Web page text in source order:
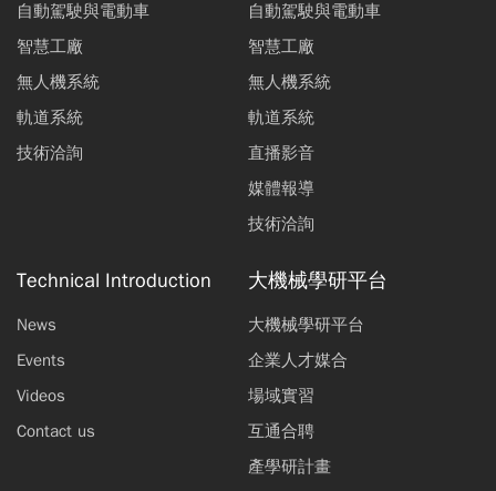
自動駕駛與電動車
智慧工廠
無人機系統
軌道系統
技術洽詢
自動駕駛與電動車
智慧工廠
無人機系統
軌道系統
直播影音
媒體報導
技術洽詢
Technical Introduction
News
Events
Videos
Contact us
大機械學研平台
大機械學研平台
企業人才媒合
場域實習
互通合聘
產學研計畫